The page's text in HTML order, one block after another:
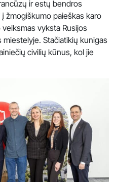
ir estų bendros
žmogiškumo paieškas karo
vyksta Rusijos
Stačiatikių kunigas
civilių kūnus, kol jie